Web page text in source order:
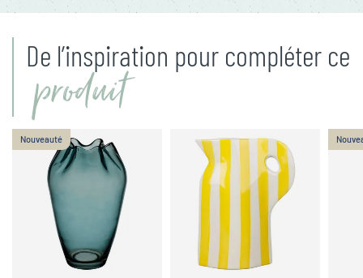
De l’inspiration pour compléter ce
produit
Nouveauté